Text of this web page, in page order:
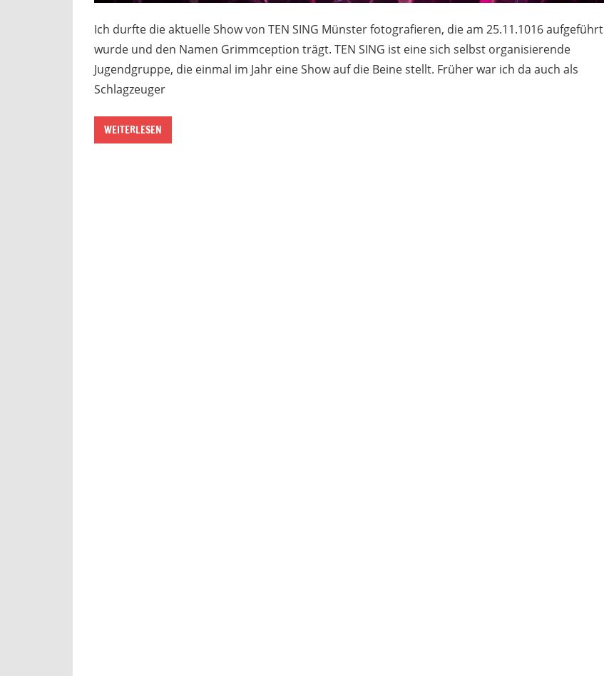
Ich durfte die aktuelle Show von TEN SING Münster fotografieren, die am 25.11.1016 aufgeführt
wurde und den Namen Grimmception trägt. TEN SING ist eine sich selbst organisierende
Jugendgruppe, die einmal im Jahr eine Show auf die Beine stellt. Früher war ich da auch als
Schlagzeuger
WEITERLESEN